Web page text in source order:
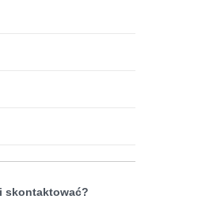
skontaktować?